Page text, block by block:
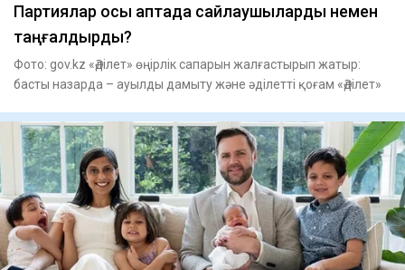
Партиялар осы аптада сайлаушыларды немен
таңғалдырды?
Фото: gov.kz «Әділет» өңірлік сапарын жалғастырып жатыр:
басты назарда – ауылды дамыту және әділетті қоғам «Әділет»